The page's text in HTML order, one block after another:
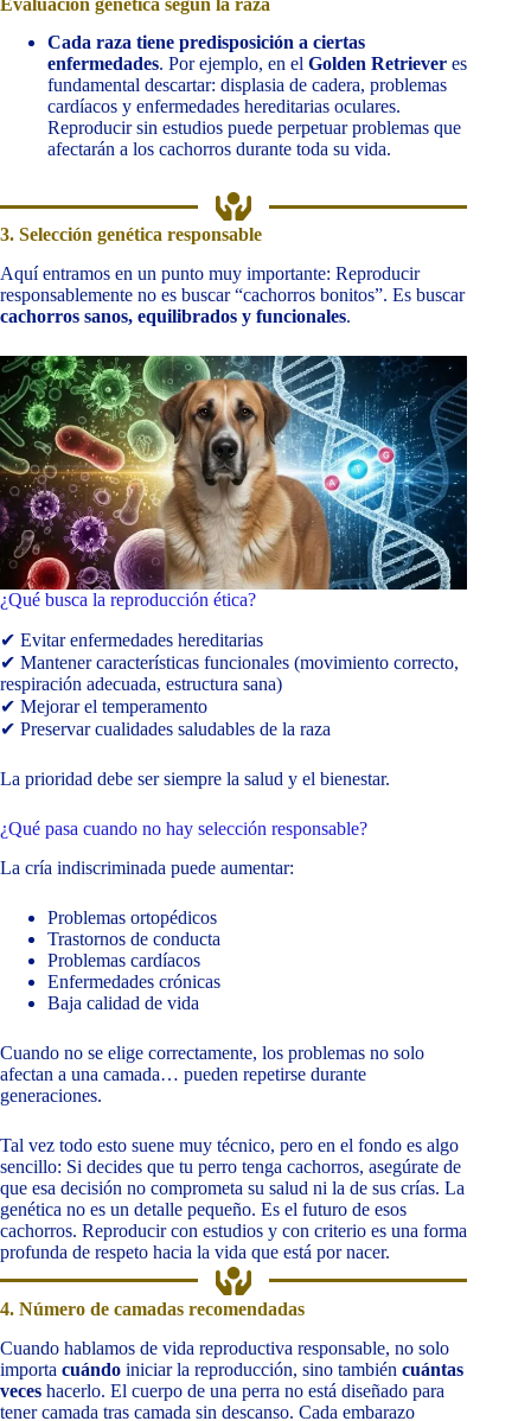
Cada raza tiene predisposición a ciertas
enfermedades. Por ejemplo, en el Golden Retriever es
fundamental descartar: displasia de cadera, problemas
cardíacos y enfermedades hereditarias oculares.
Reproducir sin estudios puede perpetuar problemas que
afectarán a los cachorros durante toda su vida.
3. Selección genética responsable
Aquí entramos en un punto muy importante: Reproducir
responsablemente no es buscar “cachorros bonitos”. Es buscar
cachorros sanos, equilibrados y funcionales.
¿Qué busca la reproducción ética?
✔ Evitar enfermedades hereditarias
✔ Mantener características funcionales (movimiento correcto,
respiración adecuada, estructura sana)
✔ Mejorar el temperamento
✔ Preservar cualidades saludables de la raza
La prioridad debe ser siempre la salud y el bienestar.
¿Qué pasa cuando no hay selección responsable?
La cría indiscriminada puede aumentar:
Problemas ortopédicos
Trastornos de conducta
Problemas cardíacos
Enfermedades crónicas
Baja calidad de vida
Cuando no se elige correctamente, los problemas no solo
afectan a una camada… pueden repetirse durante
generaciones.
Tal vez todo esto suene muy técnico, pero en el fondo es algo
sencillo: Si decides que tu perro tenga cachorros, asegúrate de
que esa decisión no comprometa su salud ni la de sus crías. La
genética no es un detalle pequeño. Es el futuro de esos
cachorros. Reproducir con estudios y con criterio es una forma
profunda de respeto hacia la vida que está por nacer.
4. Número de camadas recomendadas
Cuando hablamos de vida reproductiva responsable, no solo
importa cuándo iniciar la reproducción, sino también cuántas
veces hacerlo. El cuerpo de una perra no está diseñado para
tener camada tras camada sin descanso. Cada embarazo